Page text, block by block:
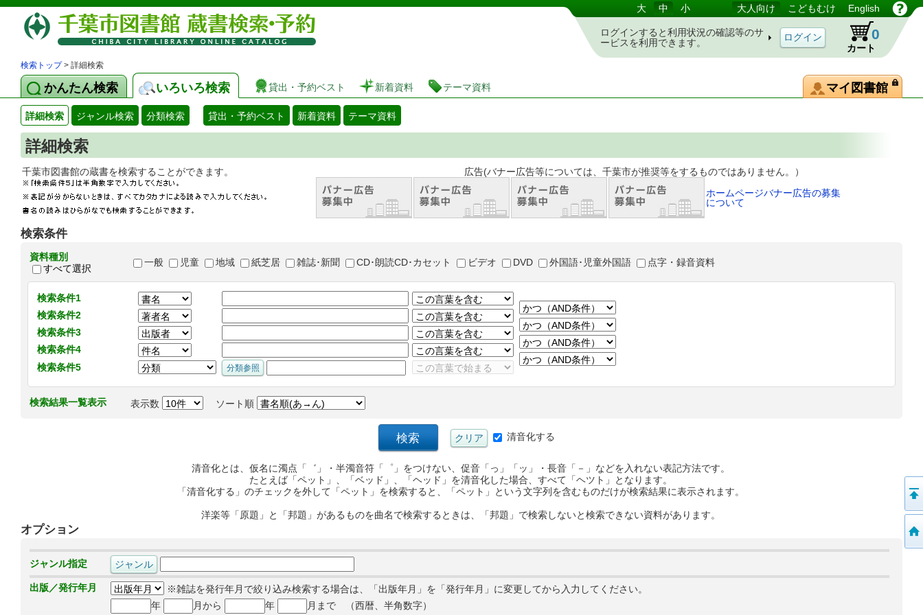
図書館 蔵書検索・予約システム 大 中 小 大人向け こどもむけ English
ログインすると利用状況の確認等のサ
ービスを利用できます。
カート
0
検索トップ> 詳細検索
かんたん検索 いろいろ検索 貸出・予約ベスト 新着資料 テーマ資料 マイ図書館
詳細検索 ジャンル検索 分類検索 貸出・予約ベスト 新着資料 テーマ資料
詳細検索
千葉市図書館の蔵書を検索することができます。 広告(バナー広告等については、千葉市が推奨等をするものではありません。）
ホームページバナー広告の募集
について
検索条件
資料種別
すべて選択
一般 児童 地域 紙芝居 雑誌･新聞 CD･朗読CD･カセット ビデオ DVD 外国語･児童外国語 点字・録音資料
検索条件1
検索条件2
検索条件3
検索条件4
検索条件5
検索結果一覧表示 表示数 ソート順
清音化する
清音化とは、仮名に濁点「゛」・半濁音符「゜」をつけない、促音「っ」「ッ」・長音「－」などを入れない表記方法です。
たとえば「ペット」、「ベッド」、「ヘッド」を清音化した場合、すべて「ヘツト」となります。
「清音化する」のチェックを外して「ペット」を検索すると、「ペット」という文字列を含むものだけが検索結果に表示されます。
洋楽等「原題」と「邦題」があるものを曲名で検索するときは、「邦題」で検索しないと検索できない資料があります。
オプション
ジャンル指定
出版／発行年月
※雑誌を発行年月で絞り込み検索する場合は、「出版年月」を「発行年月」に変更してから入力してください。
年
月から 年 月まで （西暦、半角数字）